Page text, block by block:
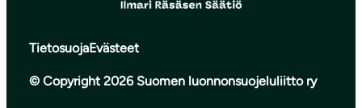
TietosuojaEvästeet
© Copyright 2026 Suomen luonnonsuojeluliitto ry